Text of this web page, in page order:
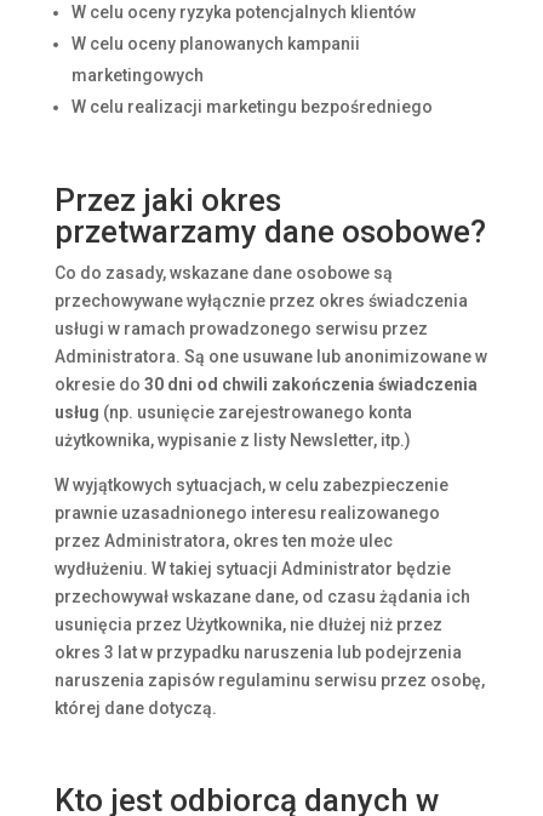
W celu oceny ryzyka potencjalnych klientów
W celu oceny planowanych kampanii
marketingowych
W celu realizacji marketingu bezpośredniego
Przez jaki okres
przetwarzamy dane osobowe?
Co do zasady, wskazane dane osobowe są
przechowywane wyłącznie przez okres świadczenia
usługi w ramach prowadzonego serwisu przez
Administratora. Są one usuwane lub anonimizowane w
okresie do 30 dni od chwili zakończenia świadczenia
usług (np. usunięcie zarejestrowanego konta
użytkownika, wypisanie z listy Newsletter, itp.)
W wyjątkowych sytuacjach, w celu zabezpieczenie
prawnie uzasadnionego interesu realizowanego
przez Administratora, okres ten może ulec
wydłużeniu. W takiej sytuacji Administrator będzie
przechowywał wskazane dane, od czasu żądania ich
usunięcia przez Użytkownika, nie dłużej niż przez
okres 3 lat w przypadku naruszenia lub podejrzenia
naruszenia zapisów regulaminu serwisu przez osobę,
której dane dotyczą.
Kto jest odbiorcą danych w